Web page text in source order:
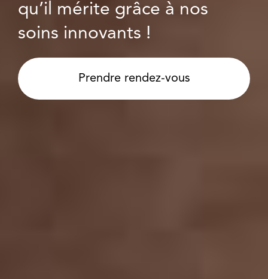
qu’il mérite grâce à nos
soins innovants !
Prendre rendez-vous